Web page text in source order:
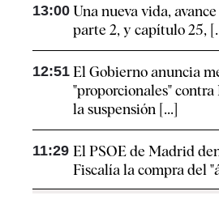
13:00 Una nueva vida,
parte 2, y capítulo 25,
12:51 El Gobierno anuncia
"proporcionales"
la suspensión [...]
11:29 El PSOE de Madrid
Fiscalía la compra del